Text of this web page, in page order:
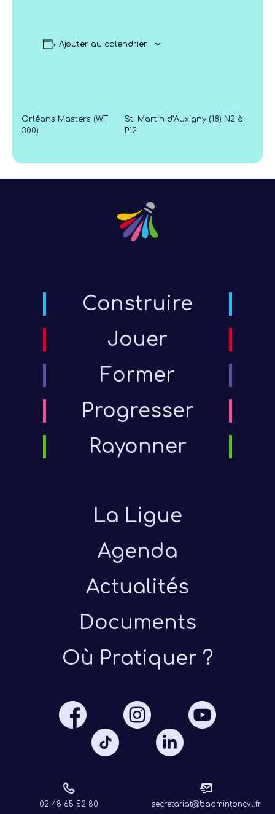
Ajouter au calendrier
Orléans Masters (WT
300)
St. Martin d’Auxigny (18) N2 à
P12
Construire
Jouer
Former
Progresser
Rayonner
La Ligue
Agenda
Actualités
Documents
Où Pratiquer ?
02 48 65 52 80 secretariat@badmintoncvl.fr